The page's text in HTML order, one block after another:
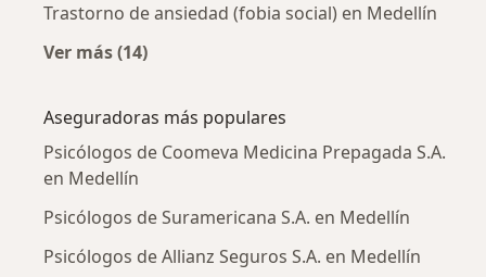
Trastorno de ansiedad (fobia social) en Medellín
Ver más (14)
Aseguradoras más populares
Psicólogos de Coomeva Medicina Prepagada S.A.
en Medellín
Psicólogos de Suramericana S.A. en Medellín
Psicólogos de Allianz Seguros S.A. en Medellín